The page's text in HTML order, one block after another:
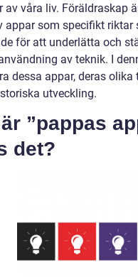
av våra liv. Föräldraskap
appar som specifikt riktar
för att underlätta och
av teknik. I
dessa appar, deras
utveckling.
”pappas
det?